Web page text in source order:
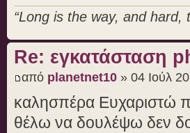
“Long is the way, and
Re: εγκατάσταση
από planetnet10 » 04 Ιούλ
καλησπέρα Ευχαριστώ
θέλω να δουλέψω δεν